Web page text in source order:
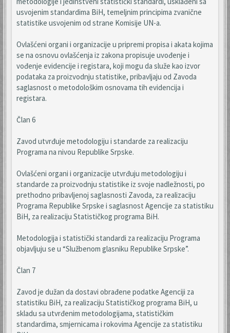
usvojenim standardima BiH, temeljnim principima zvanične
statistike usvojenim od strane Komisije UN-a.
Ovlašćeni organi i organizacije u pripremi propisa i akata kojima
se na osnovu ovlašćenja iz zakona propisuje uvođenje i
vođenje evidencije i registara, koji mogu da služe kao izvor
podataka za proizvodnju statistike, pribavljaju od Zavoda
saglasnost o metodološkim osnovama tih evidencija i
registara.
Član 6
Zavod utvrđuje metodologiju i standarde za realizaciju
Programa na nivou Republike Srpske.
Ovlašćeni organi i organizacije utvrđuju metodologiju i
standarde za proizvodnju statistike iz svoje nadležnosti, po
prethodno pribavljenoj saglasnosti Zavoda, za realizaciju
Programa Republike Srpske i saglasnost Agencije za statistiku
BiH, za realizaciju Statističkog programa BiH.
Metodologija i statistički standardi za realizaciju Programa
objavljuju se u “Službenom glasniku Republike Srpske”.
Član 7
Zavod je dužan da dostavi obrađene podatke Agenciji za
statistiku BiH, za realizaciju Statističkog programa BiH, u
skladu sa utvrđenim metodologijama, statističkim
standardima, smjernicama i rokovima Agencije za statistiku